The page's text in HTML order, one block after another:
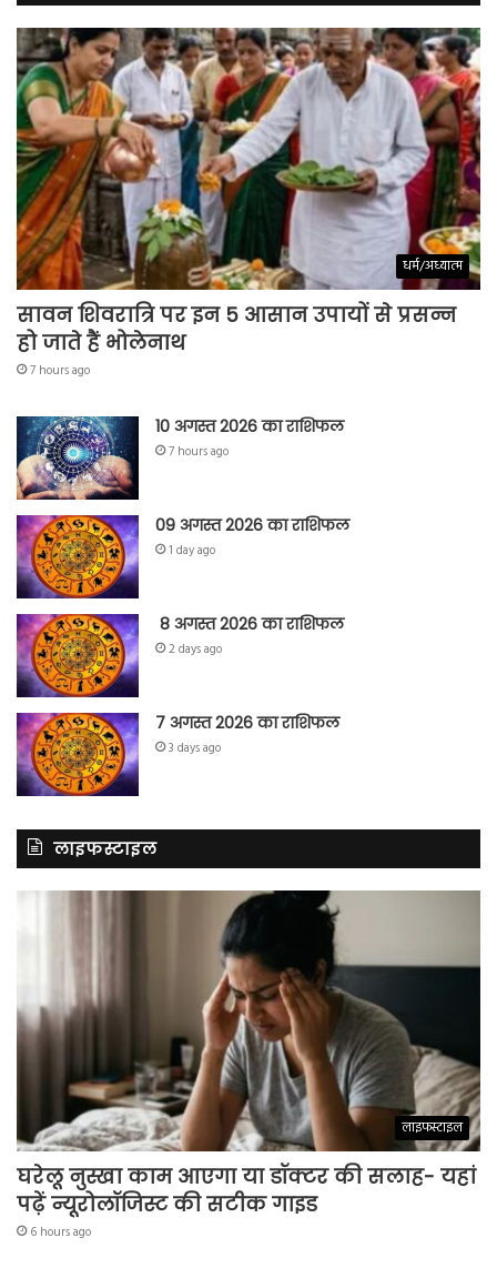
धर्म/अध्यात्म
सावन शिवरात्रि पर इन 5 आसान उपायों से प्रसन्न
हो जाते हैं भोलेनाथ
7 hours ago
10 अगस्त 2026 का राशिफल
7 hours ago
09 अगस्त 2026 का राशिफल
1 day ago
8 अगस्त 2026 का राशिफल
2 days ago
7 अगस्त 2026 का राशिफल
3 days ago
लाइफस्टाइल
लाइफस्टाइल
घरेलू नुस्खा काम आएगा या डॉक्टर की सलाह- यहां
पढ़ें न्यूरोलॉजिस्ट की सटीक गाइड
6 hours ago